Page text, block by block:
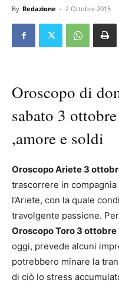
By Redazione - 2 Ottobre 2015
Oroscopo di
sabato 3
,amore e soldi
Oroscopo Ariete 3
trascorrere in
l’Ariete, con la quale
travolgente passione.
Oroscopo Toro 3 ottobre
oggi, prevede alcuni
potrebbero minare la
di ciò lo stress